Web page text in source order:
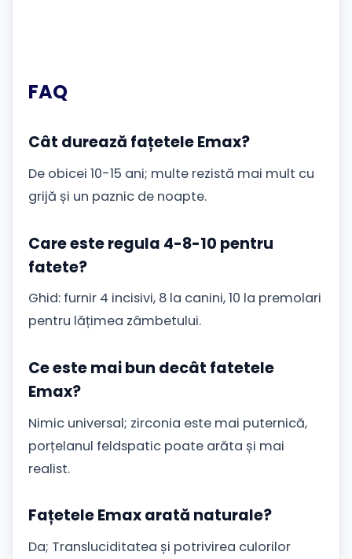
FAQ
Cât durează fațetele Emax?
De obicei 10-15 ani; multe rezistă mai mult cu
grijă și un paznic de noapte.
Care este regula 4-8-10 pentru
fatete?
Ghid: furnir 4 incisivi, 8 la canini, 10 la premolari
pentru lățimea zâmbetului.
Ce este mai bun decât fatetele
Emax?
Nimic universal; zirconia este mai puternică,
porțelanul feldspatic poate arăta și mai
realist.
Fațetele Emax arată naturale?
Da; Transluciditatea și potrivirea culorilor